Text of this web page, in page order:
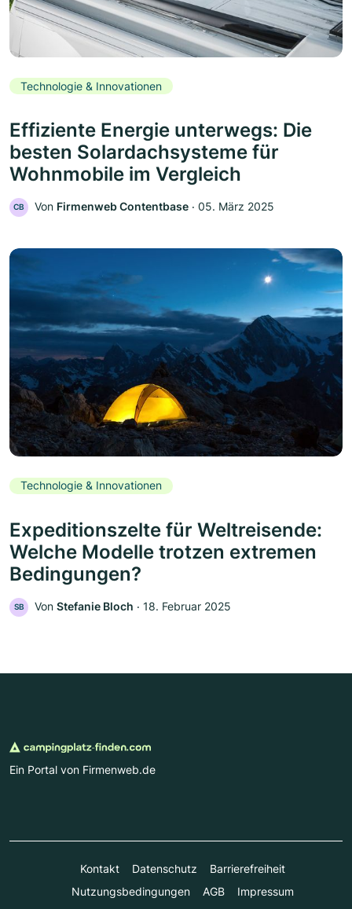
Technologie & Innovationen
Effiziente Energie unterwegs: Die
besten Solardachsysteme für
Wohnmobile im Vergleich
CB Von Firmenweb Contentbase ‧ 05. März 2025
Technologie & Innovationen
Expeditionszelte für Weltreisende:
Welche Modelle trotzen extremen
Bedingungen?
SB Von Stefanie Bloch ‧ 18. Februar 2025
Ein Portal von Firmenweb.de
Kontakt Datenschutz
Barrierefreiheit
Nutzungsbedingungen
AGB Impressum